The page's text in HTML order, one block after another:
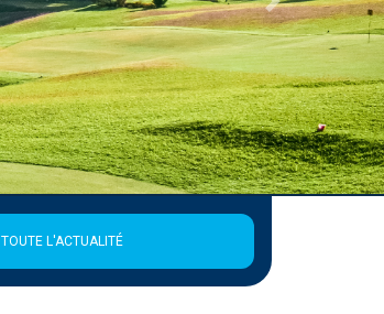
Suivant
TOUTE L'ACTUALITÉ